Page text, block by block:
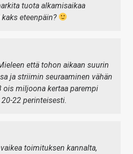
tuota alkamisaikaa
eteenpäin?
että tohon aikaan suurin
ja striimin seuraaminen vähän
ois miljoona kertaa parempi
22 perinteisesti.
toimituksen kannalta,